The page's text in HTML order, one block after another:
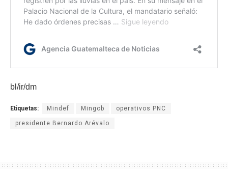
bl/ir/dm
Etiquetas: Mindef Mingob operativos PNC
presidente Bernardo Arévalo